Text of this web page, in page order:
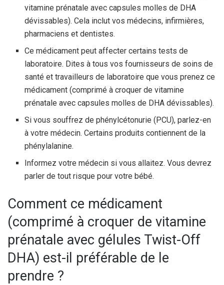
vitamine prénatale avec capsules molles de DHA
dévissables). Cela inclut vos médecins, infirmières,
pharmaciens et dentistes.
Ce médicament peut affecter certains tests de
laboratoire. Dites à tous vos fournisseurs de soins de
santé et travailleurs de laboratoire que vous prenez ce
médicament (comprimé à croquer de vitamine
prénatale avec capsules molles de DHA dévissables).
Si vous souffrez de phénylcétonurie (PCU), parlez-en
à votre médecin. Certains produits contiennent de la
phénylalanine.
Informez votre médecin si vous allaitez. Vous devrez
parler de tout risque pour votre bébé.
Comment ce médicament
(comprimé à croquer de vitamine
prénatale avec gélules Twist-Off
DHA) est-il préférable de le
prendre ?